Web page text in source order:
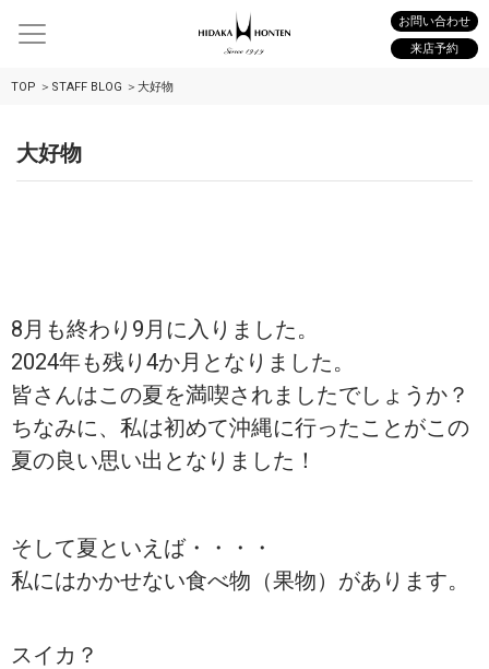
お問い合わせ
来店予約
TOP STAFF BLOG 大好物
大好物
8月も終わり9月に入りました。
2024年も残り4か月となりました。
皆さんはこの夏を満喫されましたでしょうか？
ちなみに、私は初めて沖縄に行ったことがこの
夏の良い思い出となりました！
そして夏といえば・・・・
私にはかかせない食べ物（果物）があります。
スイカ？